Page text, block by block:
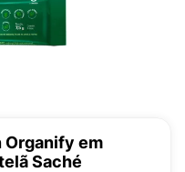
Organify em
Saché